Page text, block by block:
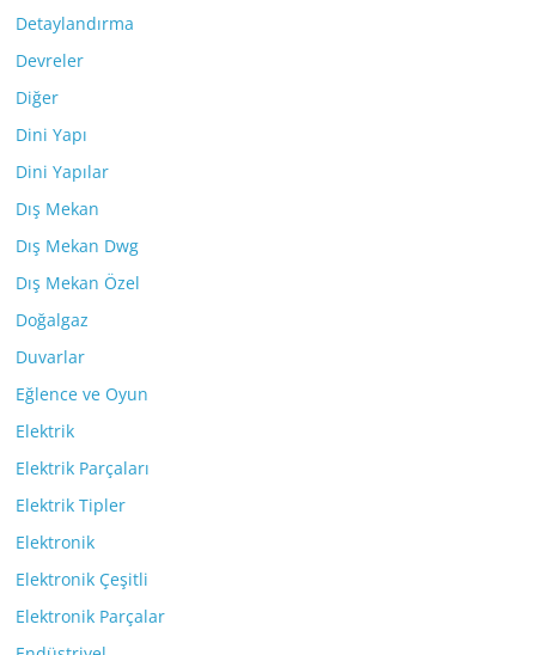
Detaylandırma
Devreler
Diğer
Dini Yapı
Dini Yapılar
Dış Mekan
Dış Mekan Dwg
Dış Mekan Özel
Doğalgaz
Duvarlar
Eğlence ve Oyun
Elektrik
Elektrik Parçaları
Elektrik Tipler
Elektronik
Elektronik Çeşitli
Elektronik Parçalar